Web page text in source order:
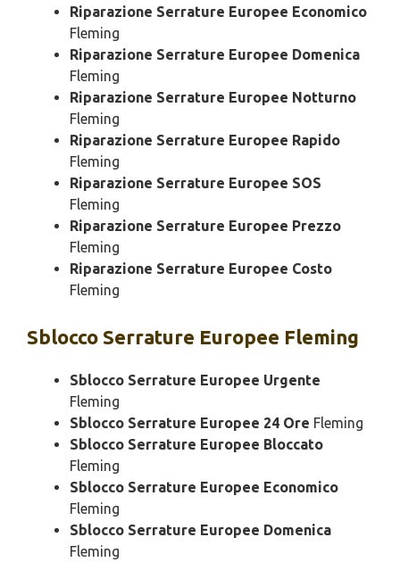
Riparazione Serrature Europee Economico
Fleming
Riparazione Serrature Europee Domenica
Fleming
Riparazione Serrature Europee Notturno
Fleming
Riparazione Serrature Europee Rapido
Fleming
Riparazione Serrature Europee SOS
Fleming
Riparazione Serrature Europee Prezzo
Fleming
Riparazione Serrature Europee Costo
Fleming
Sblocco Serrature Europee Fleming
Sblocco Serrature Europee Urgente
Fleming
Sblocco Serrature Europee 24 Ore Fleming
Sblocco Serrature Europee Bloccato
Fleming
Sblocco Serrature Europee Economico
Fleming
Sblocco Serrature Europee Domenica
Fleming